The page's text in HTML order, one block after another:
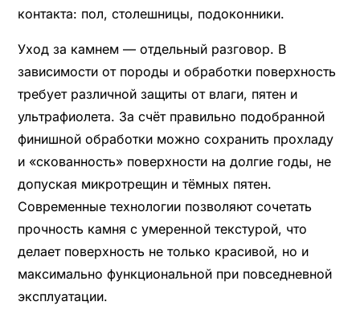
контакта: пол, столешницы, подоконники.
Уход за камнем — отдельный разговор. В
зависимости от породы и обработки поверхность
требует различной защиты от влаги, пятен и
ультрафиолета. За счёт правильно подобранной
финишной обработки можно сохранить прохладу
и «скованность» поверхности на долгие годы, не
допуская микротрещин и тёмных пятен.
Современные технологии позволяют сочетать
прочность камня с умеренной текстурой, что
делает поверхность не только красивой, но и
максимально функциональной при повседневной
эксплуатации.